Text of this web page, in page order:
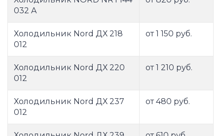
032 A
Холодильник Nord ДХ 218
012
от 1 150 руб.
Холодильник Nord ДХ 220
012
от 1 210 руб.
Холодильник Nord ДХ 237
012
от 480 руб.